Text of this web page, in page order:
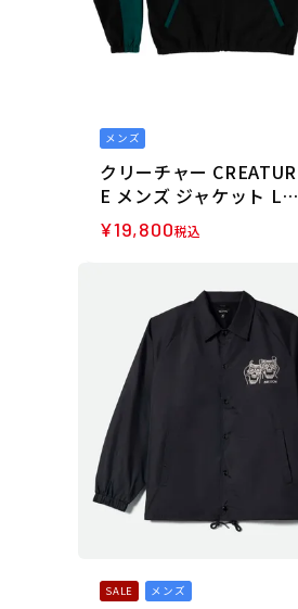
メンズ
クリーチャー CREATUR
E メンズ ジャケット LOS
T AT SEA PACKABLE WI
NDBREAKER JACKET 5
¥19,800税込
SALE メンズ